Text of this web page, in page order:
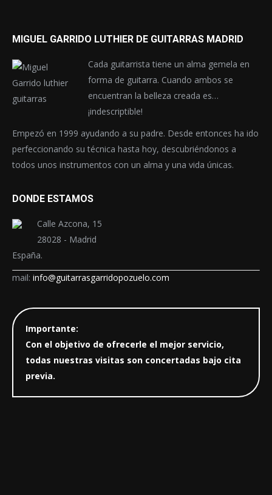
MIGUEL GARRIDO LUTHIER DE GUITARRAS MADRID
Cada guitarrista tiene un alma gemela en
forma de guitarra. Cuando ambos se
encuentran la belleza creada es…
¡indescriptible!
Empezó en 1999 ayudando a su padre. Desde entonces ha ido
perfeccionando su técnica hasta hoy, descubriéndonos a
todos unos instrumentos con un alma y una vida únicas.
DONDE ESTAMOS
Calle Azcona, 15
28028 - Madrid
España.
mail: info@guitarrasgarridopozuelo.com
Importante:
Con el objetivo de ofrecerle el mejor servicio,
todas nuestras visitas son concertadas bajo cita
previa.